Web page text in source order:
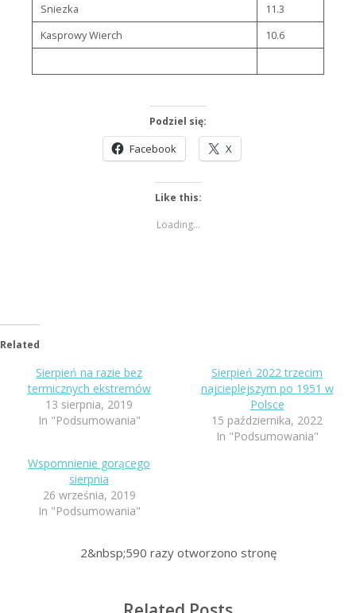
Sniezka
11.3
Kasprowy Wierch
10.6
Podziel się:
Facebook X
Like this:
Loading...
Related
Sierpień na razie bez
termicznych ekstremów
13 sierpnia, 2019
In "Podsumowania"
Sierpień 2022 trzecim
najcieplejszym po 1951 w
Polsce
15 października, 2022
In "Podsumowania"
Wspomnienie gorącego
sierpnia
26 września, 2019
In "Podsumowania"
2&nbsp;590 razy otworzono stronę